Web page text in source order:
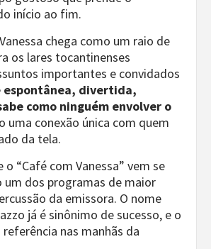
início ao fim.
chega como um raio de
os lares tocantinenses
importantes e convidados
espontânea, divertida,
como ninguém envolver o
uma conexão única com quem
da tela.
o “Café com Vanessa” vem se
dos programas de maior
da emissora. O nome
já é sinônimo de sucesso, e o
nas manhãs da